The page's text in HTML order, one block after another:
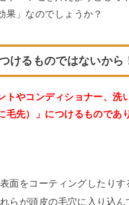
果」なのでしょうか？
けるものではないから
トやコンディショナー、洗
毛先）」につけるものであ
面をコーティングしたりす
らが頭皮の毛穴に入り込ん